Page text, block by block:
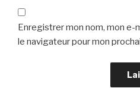
Enregistrer mon nom, mon e-
le navigateur pour mon